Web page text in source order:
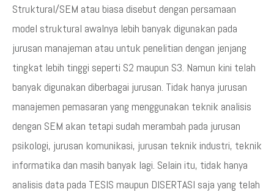
Struktural/SEM atau biasa disebut dengan persamaan
model struktural awalnya lebih banyak digunakan pada
jurusan manajeman atau untuk penelitian dengan jenjang
tingkat lebih tinggi seperti S2 maupun S3. Namun kini telah
banyak digunakan diberbagai jurusan. Tidak hanya jurusan
manajemen pemasaran yang menggunakan teknik analisis
dengan SEM akan tetapi sudah merambah pada jurusan
psikologi, jurusan komunikasi, jurusan teknik industri, teknik
informatika dan masih banyak lagi. Selain itu, tidak hanya
analisis data pada TESIS maupun DISERTASI saja yang telah